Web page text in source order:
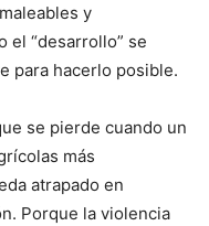
y
el “desarrollo” se
para hacerlo posible.
se pierde cuando un
más
atrapado en
Porque la violencia